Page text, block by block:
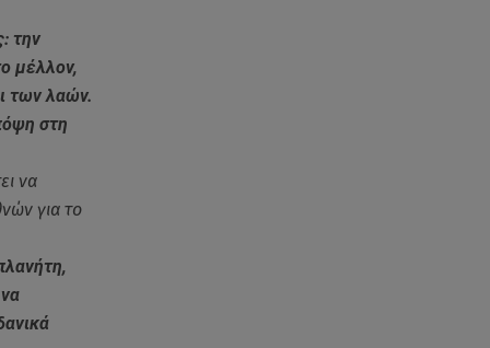
την
μέλλον,
των λαών.
στη
να
για το